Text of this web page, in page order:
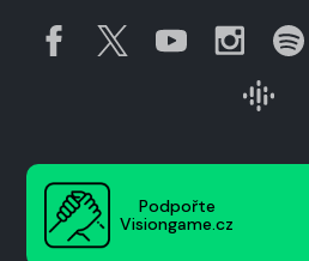
Podpořte
Visiongame.cz